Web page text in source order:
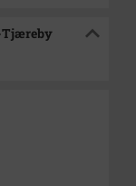
Tjæreby